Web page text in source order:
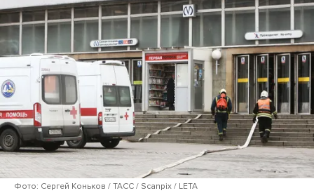
Фото: Сергей Коньков / ТАСС / Scanpix / LETA